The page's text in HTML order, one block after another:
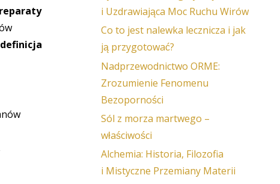
i Uzdrawiająca Moc Ruchu Wirów
Co to jest nalewka lecznicza i jak
ją przygotować?
Nadprzewodnictwo ORME:
Zrozumienie Fenomenu
Bezoporności
Sól z morza martwego –
właściwości
Alchemia: Historia, Filozofia
i Mistyczne Przemiany Materii